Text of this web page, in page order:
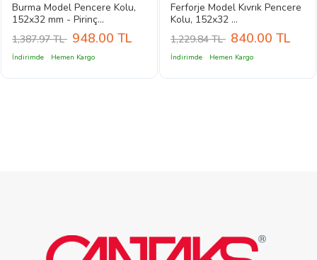
Burma Model Pencere Kolu,
152x32 mm - Pirinç...
1,387.97 TL 948.00 TL
İndirimde Hemen Kargo
Ferforje Model Kıvrık Pencere
Kolu, 152x32 ...
1,229.84 TL 840.00 TL
İndirimde Hemen Kargo